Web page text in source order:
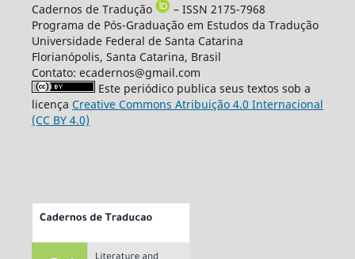
Cadernos de Tradução
– ISSN 2175-7968
Programa de Pós-Graduação em Estudos da Tradução
Universidade Federal de Santa Catarina
Florianópolis, Santa Catarina, Brasil
Contato: ecadernos@gmail.com
Este periódico publica seus textos sob a
licença Creative Commons Atribuição 4.0 Internacional
(CC BY 4.0)